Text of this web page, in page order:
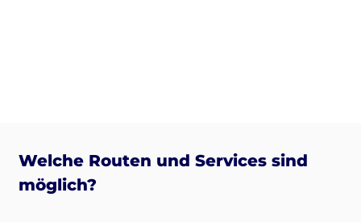
Welche Routen und Services sind
möglich?